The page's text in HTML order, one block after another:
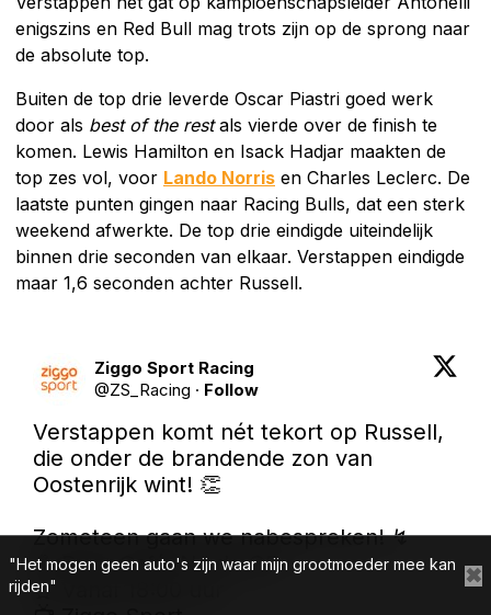
enigszins en Red Bull mag trots zijn op de sprong naar
de absolute top.
Buiten de top drie leverde Oscar Piastri goed werk
door als best of the restals vierde over de finish te
komen. Lewis Hamilton en Isack Hadjar maakten de
top zes vol, voor Lando Norris en Charles Leclerc. De
laatste punten gingen naar Racing Bulls, dat een sterk
weekend afwerkte. De top drie eindigde uiteindelijk
binnen drie seconden van elkaar. Verstappen eindigde
maar 1,6 seconden achter Russell.
Ziggo Sport Racing
@ZS_Racing · Follow
Verstappen komt nét tekort op Russell,
die onder de brandende zon van
Oostenrijk wint! 👏
Zometeen gaan we nabespreken! ↯
🍿 Race Café: Na de GP
⏰ Vanaf 18:00 uur
"Het mogen geen auto's zijn waar mijn grootmoeder mee kan
rijden"
✖